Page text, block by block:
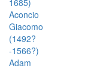
Aconcio
Giacomo
(1492?
-1566?)
Adam